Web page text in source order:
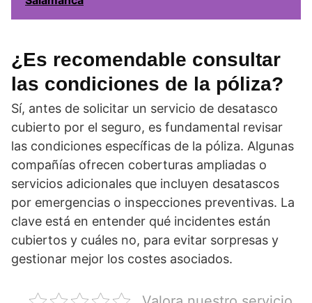
¿Es recomendable consultar
las condiciones de la póliza?
Sí, antes de solicitar un servicio de desatasco
cubierto por el seguro, es fundamental revisar
las condiciones específicas de la póliza. Algunas
compañías ofrecen coberturas ampliadas o
servicios adicionales que incluyen desatascos
por emergencias o inspecciones preventivas. La
clave está en entender qué incidentes están
cubiertos y cuáles no, para evitar sorpresas y
gestionar mejor los costes asociados.